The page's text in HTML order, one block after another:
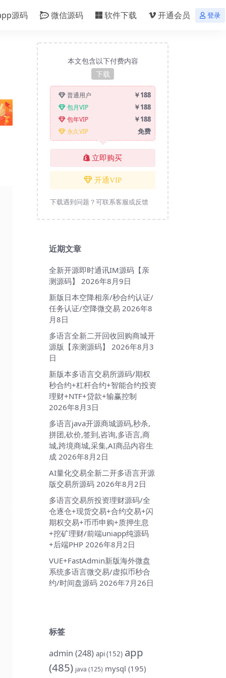
源码 微信源码 软件下载 开通会员 登录
本文包含以下付费内容
下载
普通用户 ￥188
包月VIP ￥188
包年VIP ￥188
永久VIP 免费
立即购买
开通VIP
下载遇到问题？可联系客服或反馈
近期文章
全新开源即时通讯IM源码【亲
测源码】
2026年8月9日
新版日本空降相亲/秒合约认证/
任务认证/空降微交易 2026年8
月8日
多语言全新二开回收回购商城开
源版【亲测源码】
2026年8月3
日
新版本多语言交易所源码/期权
秒合约+杠杆合约+智能合约投资
理财+NTF+贷款+输赢控制
2026年8月3日
多语言java开源商城源码,秒杀,
拼团,砍价,签到,咨询,多语言,商
城,跨境商城,采集,AI商品内容生
成 2026年8月2日
AI量化交易全新二开多语言开源
版交易所源码 2026年8月2日
多语言交易所投资理财源码/全
仓逐仓+现货交易+合约交易+闪
期权交易+币币申购+质押生息
+挖矿理财/前端uniapp纯源码
+后端PHP 2026年8月2日
VUE+FastAdmin新版海外微盘
系统多语言微交易/虚拟币秒合
约/时间盘源码 2026年7月26日
标签
admin (248) api(152) app
(485) java (125) mysql (195)